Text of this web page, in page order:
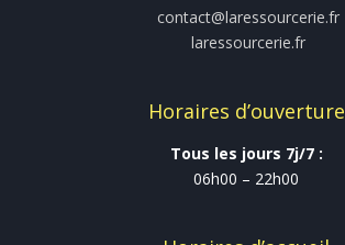
contact@laressourcerie.fr
laressourcerie.fr
Horaires d’ouverture
Tous les jours 7j/7 :
06h00 – 22h00